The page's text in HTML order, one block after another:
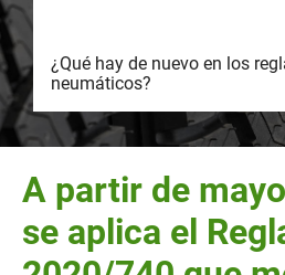
¿Qué hay de nuevo en los
neumáticos?
A partir de
se aplica el